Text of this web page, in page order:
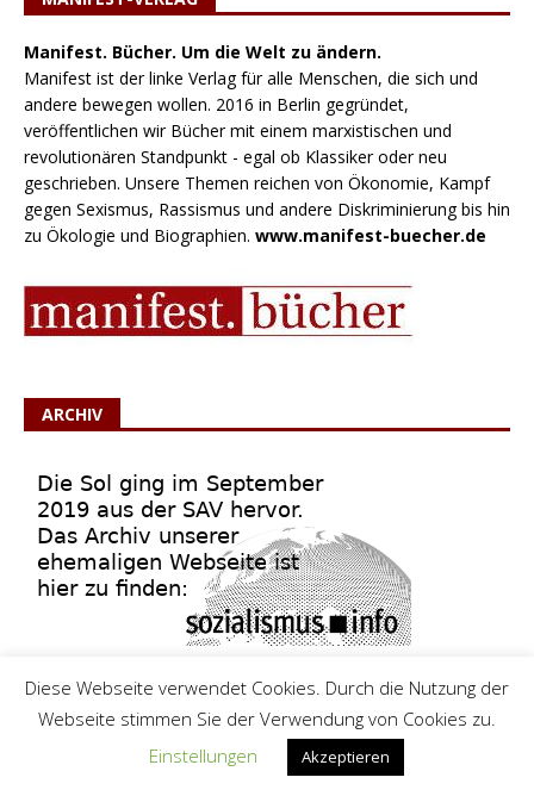
Manifest. Bücher. Um die Welt zu ändern.
Manifest ist der linke Verlag für alle Menschen, die sich und
andere bewegen wollen. 2016 in Berlin gegründet,
veröffentlichen wir Bücher mit einem marxistischen und
revolutionären Standpunkt - egal ob Klassiker oder neu
geschrieben. Unsere Themen reichen von Ökonomie, Kampf
gegen Sexismus, Rassismus und andere Diskriminierung bis hin
zu Ökologie und Biographien. www.manifest-buecher.de
ARCHIV
RECHTLICHES
Diese Webseite verwendet Cookies. Durch die Nutzung der
Webseite stimmen Sie der Verwendung von Cookies zu.
Einstellungen
Akzeptieren